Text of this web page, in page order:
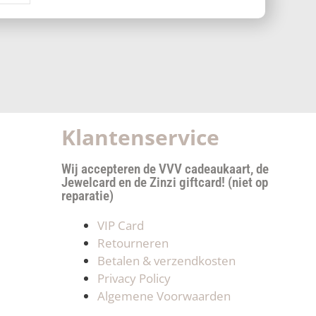
Klantenservice
Wij accepteren de VVV cadeaukaart, de
Jewelcard en de Zinzi giftcard! (niet op
reparatie)
VIP Card
Retourneren
Betalen & verzendkosten
Privacy Policy
Algemene Voorwaarden